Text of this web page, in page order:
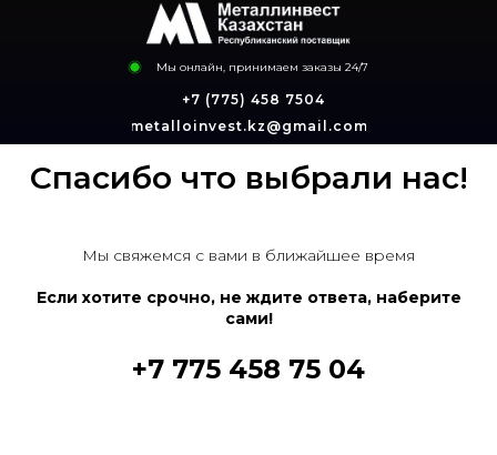
Мы онлайн, принимаем заказы 24/7
+7 (775) 458 7504
metalloinvest.kz@gmail.com
Позвонить менеджеру
Спасибо что выбрали нас!
Мы свяжемся с вами в ближайшее время
Если хотите срочно, не ждите ответа, наберите
сами!
+7 775 458 75 04